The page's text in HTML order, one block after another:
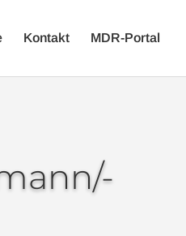
Kontakt MDR-Portal